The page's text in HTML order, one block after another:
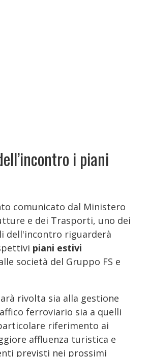
i piani
comunicato dal Ministero
e dei Trasporti, uno dei
dell'incontro riguarderà
piani estivi
società del Gruppo FS e
rivolta sia alla gestione
ferroviario sia a quelli
riferimento ai
affluenza turistica e
previsti nei prossimi